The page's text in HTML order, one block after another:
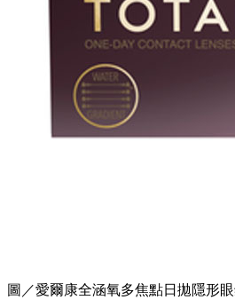
圖／愛爾康全涵氧多焦點日拋隱形